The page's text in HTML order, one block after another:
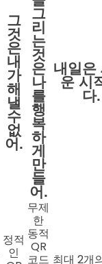
그
것
은
내
가
해
낼
수
없
어.
그
리
는
것
은
나
를
행
복
하
게
만
들
어.
내일은
운 시
다.
정적
인
무제
한
동적
QR
코드 최대 2개